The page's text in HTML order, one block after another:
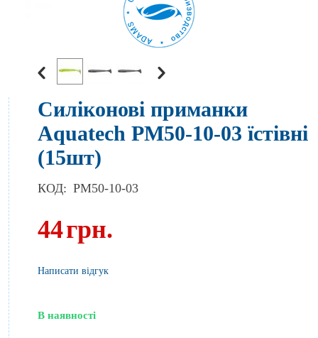
Силіконові приманки
Aquatech PM50-10-03 їстівні
(15шт)
КОД: PM50-10-03
44грн.
Написати відгук
В наявності